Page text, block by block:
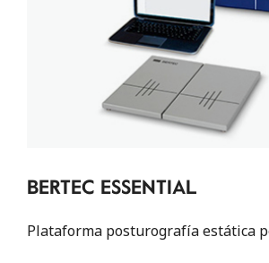
BERTEC ESSENTIAL
Plataforma posturografía estática